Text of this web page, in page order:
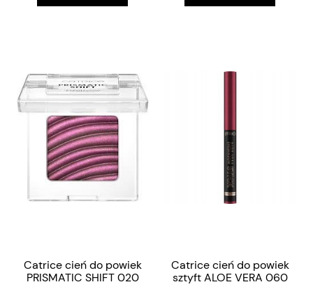
Catrice cień do powiek
PRISMATIC SHIFT 020
Catrice cień do powiek
sztyft ALOE VERA 060